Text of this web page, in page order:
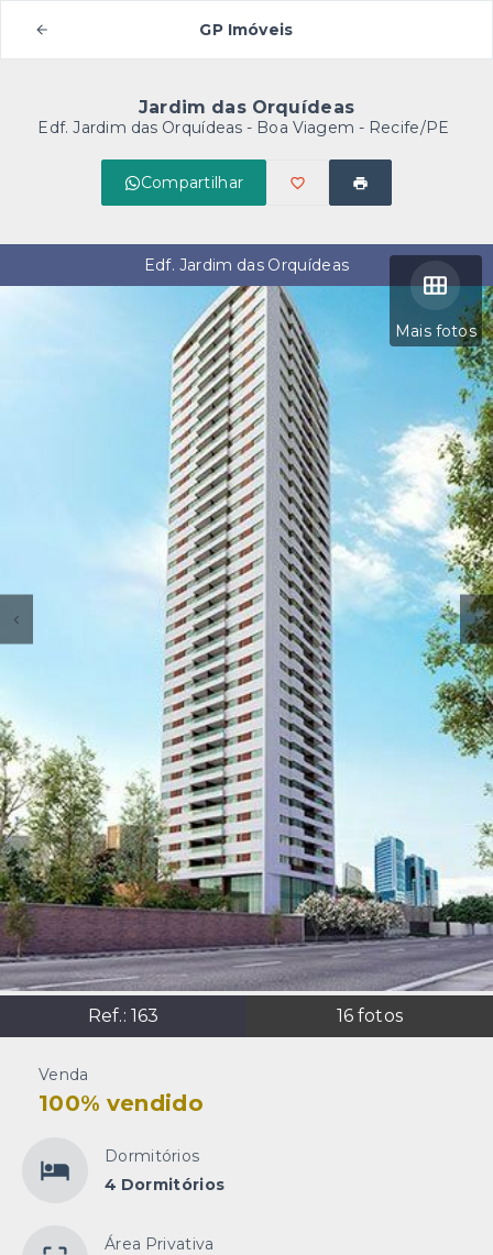
GP Imóveis
Jardim das Orquídeas
Edf. Jardim das Orquídeas - Boa Viagem - Recife/PE
Compartilhar
Mais fotos
Ref.: 163 16 fotos
Edf. Jardim das Orquídeas
Venda
100% vendido
Dormitórios
4 Dormitórios
Área Privativa